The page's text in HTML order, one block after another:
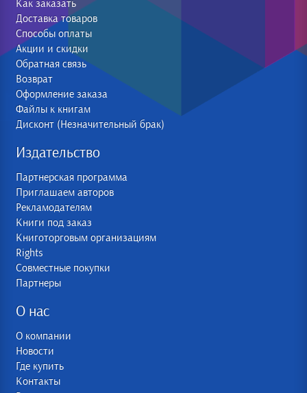
Как заказать
Доставка товаров
Способы оплаты
Акции и скидки
Обратная связь
Возврат
Оформление заказа
Файлы к книгам
Дисконт (Незначительный брак)
Издательство
Партнерская программа
Приглашаем авторов
Рекламодателям
Книги под заказ
Книготорговым организациям
Rights
Совместные покупки
Партнеры
О нас
О компании
Новости
Где купить
Контакты